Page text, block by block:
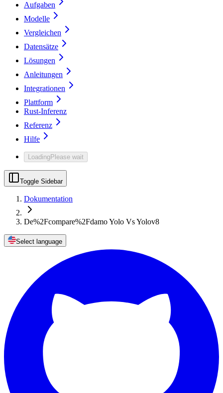
Aufgaben
Modelle
Vergleichen
Datensätze
Lösungen
Anleitungen
Integrationen
Plattform
Rust-Inferenz
Referenz
Hilfe
LoadingPlease wait
Toggle Sidebar
Dokumentation
De%2Fcompare%2Fdamo Yolo Vs Yolov8
Select language